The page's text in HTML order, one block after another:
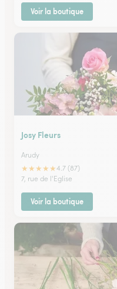
Voir la boutique
Josy Fleurs
Arudy
★★★★★4.7 (87)
7, rue de l'Eglise
Voir la boutique